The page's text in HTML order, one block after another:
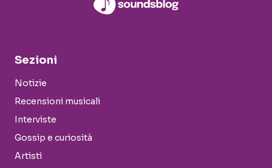
Sezioni
Notizie
Recensioni musicali
Interviste
Gossip e curiosità
Artisti